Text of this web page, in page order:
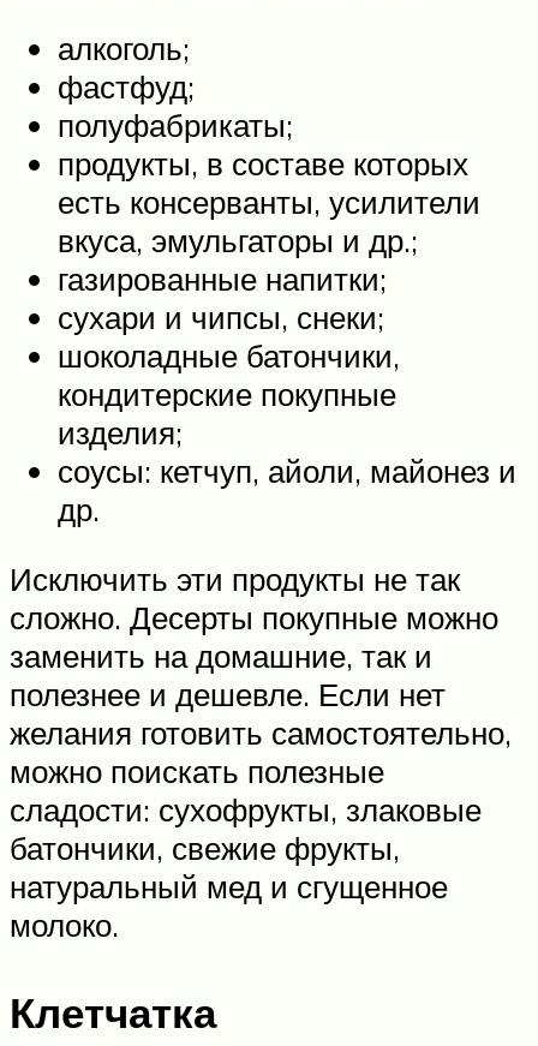
алкоголь;
фастфуд;
полуфабрикаты;
продукты, в составе которых
есть консерванты, усилители
вкуса, эмульгаторы и др.;
газированные напитки;
сухари и чипсы, снеки;
шоколадные батончики,
кондитерские покупные
изделия;
соусы: кетчуп, айоли, майонез и
др.
Исключить эти продукты не так
сложно. Десерты покупные можно
заменить на домашние, так и
полезнее и дешевле. Если нет
желания готовить самостоятельно,
можно поискать полезные
сладости: сухофрукты, злаковые
батончики, свежие фрукты,
натуральный мед и сгущенное
молоко.
Клетчатка